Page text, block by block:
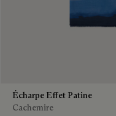
Écharpe Effet Patine
Cachemire